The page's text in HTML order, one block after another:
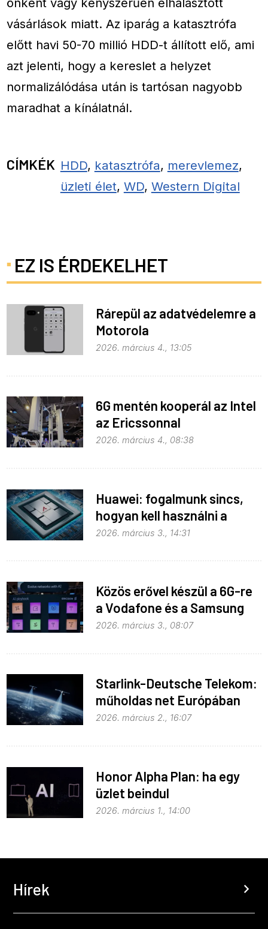
vásárlások miatt. Az iparág a katasztrófa
előtt havi 50-70 millió HDD-t állított elő, ami
azt jelenti, hogy a kereslet a helyzet
normalizálódása után is tartósan nagyobb
maradhat a kínálatnál.
CÍMKÉK HDD, katasztrófa, merevlemez,
üzleti élet, WD, Western Digital
EZ IS ÉRDEKELHET
Rárepül az adatvédelemre a
Motorola
2026. március 4., 13:05
6G mentén kooperál az Intel
az Ericssonnal
2026. március 4., 08:38
Huawei: fogalmunk sincs,
hogyan kell használni a
mesterséges intelligenciát
2026. március 3., 14:31
Közös erővel készül a 6G-re
a Vodafone és a Samsung
2026. március 3., 08:07
Starlink-Deutsche Telekom:
műholdas net Európában
2026. március 2., 16:07
Honor Alpha Plan: ha egy
üzlet beindul
2026. március 1., 14:00
Hírek chevron_right